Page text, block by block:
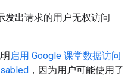
发出请求的用户无权访问
启用 Google 课堂数据访问
，因为用户可能使用了